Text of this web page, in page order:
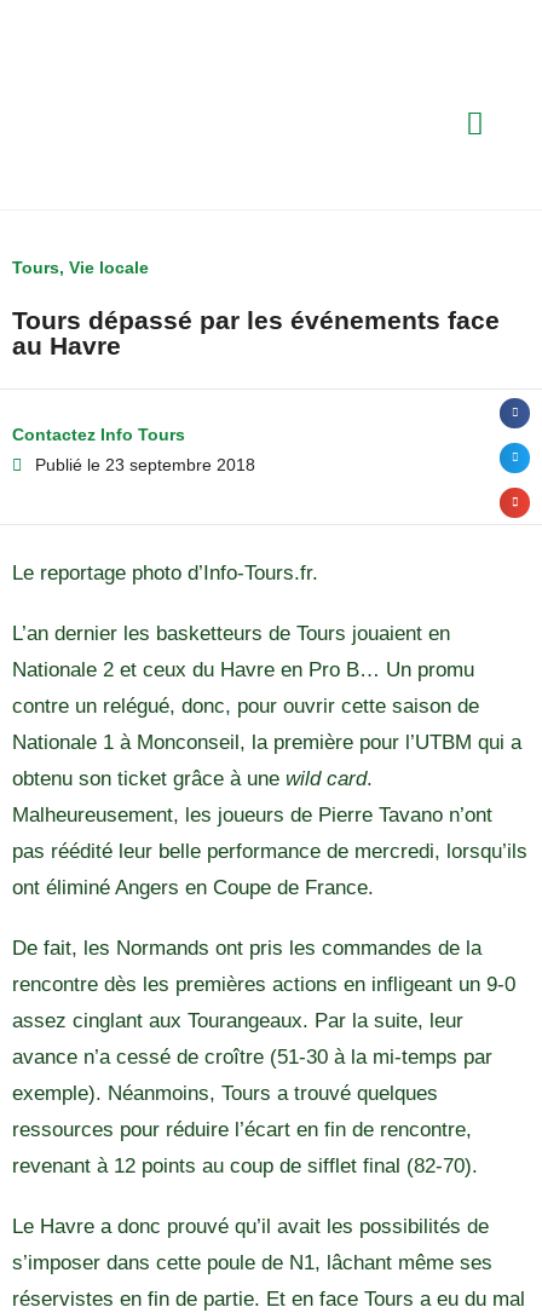
Tours, Vie locale
Tours dépassé par les événements face
au Havre
Contactez Info Tours
Publié le 23 septembre 2018
Le reportage photo d’Info-Tours.fr.
L’an dernier les basketteurs de Tours jouaient en
Nationale 2 et ceux du Havre en Pro B… Un promu
contre un relégué, donc, pour ouvrir cette saison de
Nationale 1 à Monconseil, la première pour l’UTBM qui a
obtenu son ticket grâce à une wild card.
Malheureusement, les joueurs de Pierre Tavano n’ont
pas réédité leur belle performance de mercredi, lorsqu’ils
ont éliminé Angers en Coupe de France.
De fait, les Normands ont pris les commandes de la
rencontre dès les premières actions en infligeant un 9-0
assez cinglant aux Tourangeaux. Par la suite, leur
avance n’a cessé de croître (51-30 à la mi-temps par
exemple). Néanmoins, Tours a trouvé quelques
ressources pour réduire l’écart en fin de rencontre,
revenant à 12 points au coup de sifflet final (82-70).
Le Havre a donc prouvé qu’il avait les possibilités de
s’imposer dans cette poule de N1, lâchant même ses
réservistes en fin de partie. Et en face Tours a eu du mal